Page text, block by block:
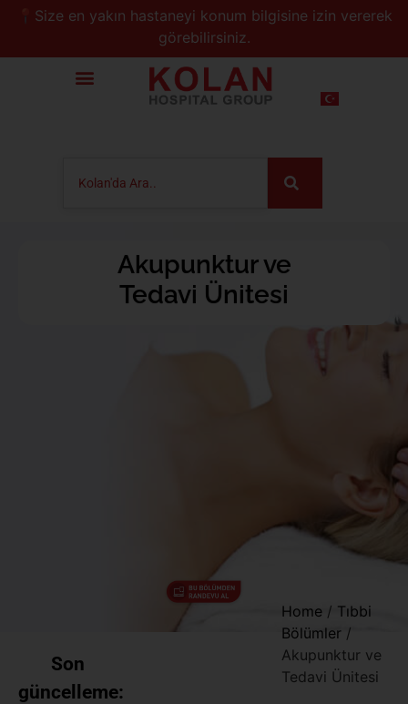
📍Size en yakın hastaneyi konum bilgisine izin vererek
görebilirsiniz.
Akupunktur ve
Tedavi Ünitesi
Home/ Tıbbi
Bölümler/
Akupunktur ve
Tedavi Ünitesi
Son
güncelleme: